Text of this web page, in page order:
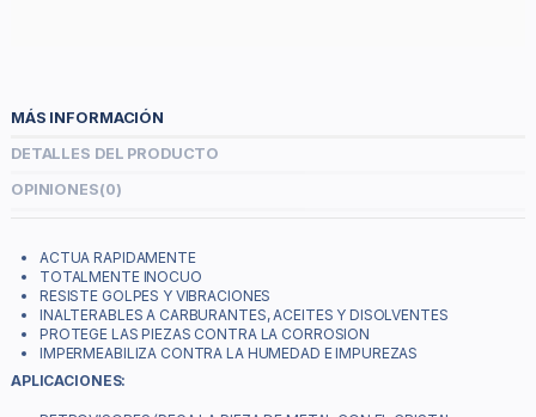
MÁS INFORMACIÓN
DETALLES DEL PRODUCTO
OPINIONES(0)
ACTUA RAPIDAMENTE
TOTALMENTE INOCUO
RESISTE GOLPES Y VIBRACIONES
INALTERABLES A CARBURANTES, ACEITES Y DISOLVENTES
PROTEGE LAS PIEZAS CONTRA LA CORROSION
IMPERMEABILIZA CONTRA LA HUMEDAD E IMPUREZAS
APLICACIONES: